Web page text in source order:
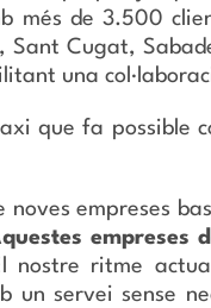
més de 3.500
Sant Cugat,
una
que fa possible
noves empreses
empreses
nostre ritme
servei sense